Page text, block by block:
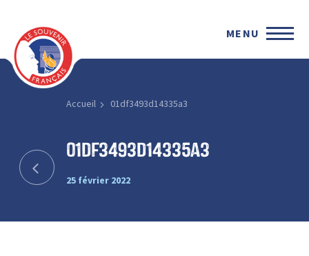
MENU
Accueil 01df3493d14335a3
01df3493d14335a3
25 février 2022